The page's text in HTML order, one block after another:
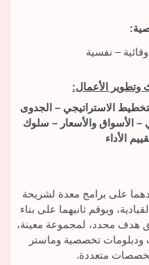
– نفسية
وتطوير الأعمال:
الاستراتيجي – الجدوى
– الأسواق والأسعار – سلوك
الأداء
على برامج معدة لشريحة
ويوقم ثانيهما على بناء
هدف محدد، لمجموعة معينة،
ودبلومات تخصصية وماستر
متعددة.